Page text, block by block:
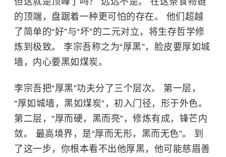
的顶端，盘踞着一种更可怕的存在。 他们超越
了简单的“好”与“坏”的二元对立，将生存哲学修
炼到极致。 李宗吾称之为“厚黑”，脸皮要厚如城
墙，内心要黑如煤炭。
李宗吾把“厚黑”功夫分了三个层次。 第一层，
“厚如城墙，黑如煤炭”，初入门径，形于外色。
第二层，“厚而硬，黑而亮”，修炼有成，锋芒内
敛。 最高境界，是“厚而无形，黑而无色”。 到
了这一步，你根本看不出他厚黑，他可能慈眉善